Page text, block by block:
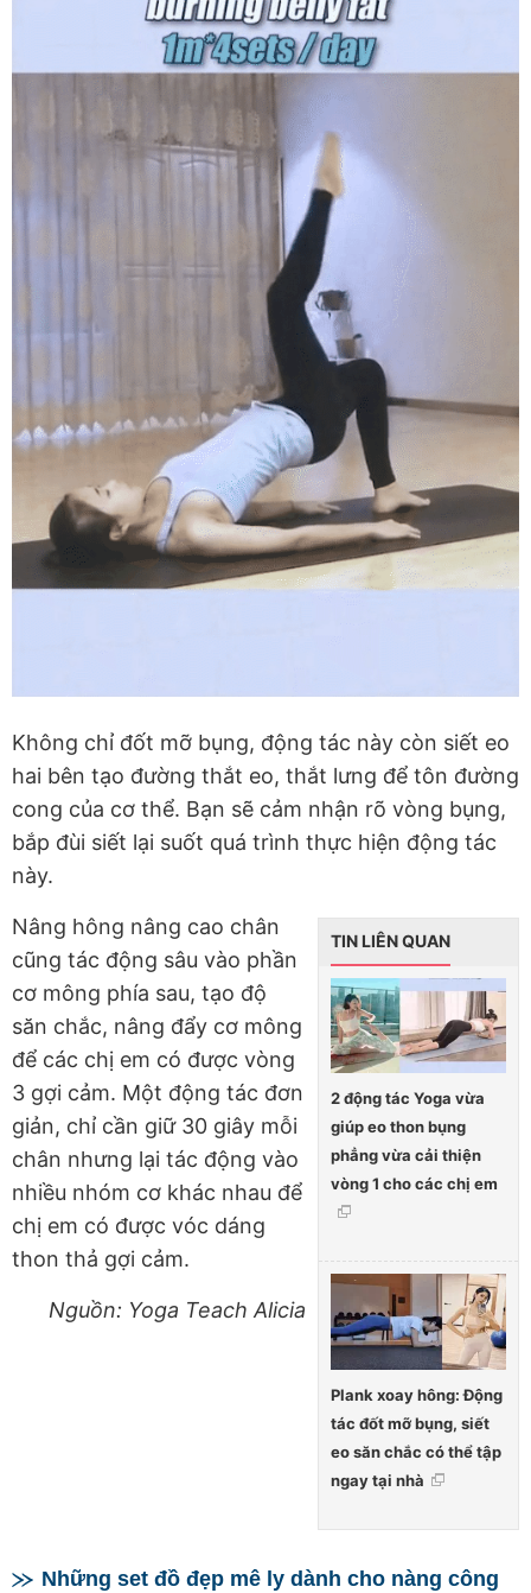
Không chỉ đốt mỡ bụng, động tác này còn siết eo
hai bên tạo đường thắt eo, thắt lưng để tôn đường
cong của cơ thể. Bạn sẽ cảm nhận rõ vòng bụng,
bắp đùi siết lại suốt quá trình thực hiện động tác
này.
TIN LIÊN QUAN
2 động tác Yoga vừa
giúp eo thon bụng
phẳng vừa cải thiện
vòng 1 cho các chị em
Plank xoay hông: Động
tác đốt mỡ bụng, siết
eo săn chắc có thể tập
ngay tại nhà
Nâng hông nâng cao chân
cũng tác động sâu vào phần
cơ mông phía sau, tạo độ
săn chắc, nâng đẩy cơ mông
để các chị em có được vòng
3 gợi cảm. Một động tác đơn
giản, chỉ cần giữ 30 giây mỗi
chân nhưng lại tác động vào
nhiều nhóm cơ khác nhau để
chị em có được vóc dáng
thon thả gợi cảm.
Nguồn: Yoga Teach Alicia
Những set đồ đẹp mê ly dành cho nàng công